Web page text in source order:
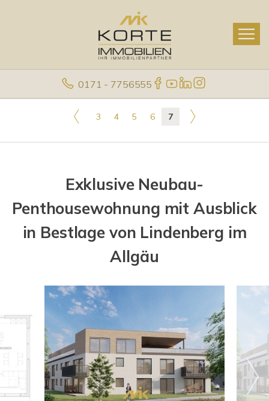
0171 - 7756555
3 4 5 6 7
Exklusive Neubau-
Penthousewohnung mit Ausblick
in Bestlage von Lindenberg im
Allgäu